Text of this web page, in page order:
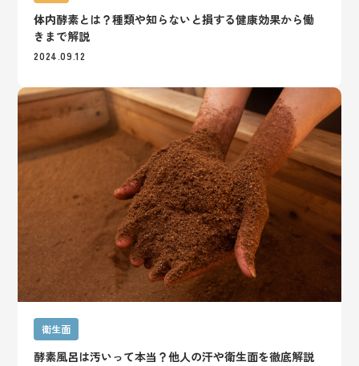
体内酵素とは？種類や知らないと損する健康効果から働
きまで解説
2024.09.12
衛生面
酵素風呂は汚いって本当？他人の汗や衛生面を徹底解説